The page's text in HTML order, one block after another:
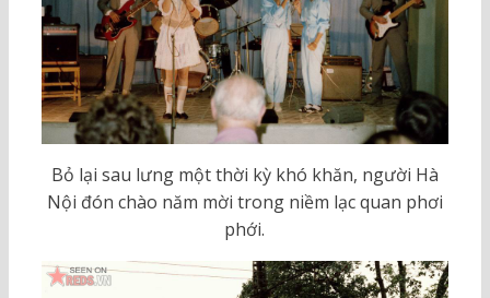
Bỏ lại sau lưng một thời kỳ khó khăn, người Hà
Nội đón chào năm mời trong niềm lạc quan phơi
phới.